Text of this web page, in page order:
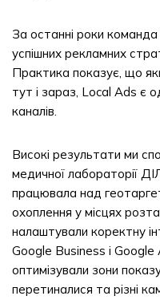
За останні роки
успішних рекламних
Практика показує, що
тут і зараз, Local Ads є
каналів.
Високі результати ми
медичної лабораторії
працювала над
охоплення у місцях
налаштували коректну
Google Business і Google
оптимізували зони
перетиналися та різні